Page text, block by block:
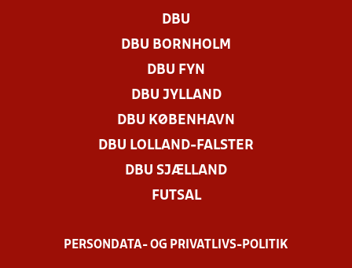
DBU
DBU BORNHOLM
DBU FYN
DBU JYLLAND
DBU KØBENHAVN
DBU LOLLAND-FALSTER
DBU SJÆLLAND
FUTSAL
PERSONDATA- OG PRIVATLIVS-POLITIK